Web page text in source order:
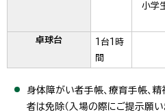
小学
卓球台
1台1時
間
身体障がい者手帳、療育手帳、
者は免除（入場の際にご提示願い